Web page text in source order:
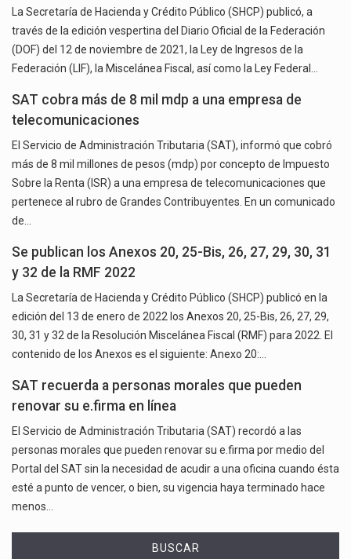
La Secretaría de Hacienda y Crédito Público (SHCP) publicó, a
través de la edición vespertina del Diario Oficial de la Federación
(DOF) del 12 de noviembre de 2021, la Ley de Ingresos de la
Federación (LIF), la Miscelánea Fiscal, así como la Ley Federal…
SAT cobra más de 8 mil mdp a una empresa de
telecomunicaciones
El Servicio de Administración Tributaria (SAT), informó que cobró
más de 8 mil millones de pesos (mdp) por concepto de Impuesto
Sobre la Renta (ISR) a una empresa de telecomunicaciones que
pertenece al rubro de Grandes Contribuyentes. En un comunicado
de…
Se publican los Anexos 20, 25-Bis, 26, 27, 29, 30, 31
y 32 de la RMF 2022
La Secretaría de Hacienda y Crédito Público (SHCP) publicó en la
edición del 13 de enero de 2022 los Anexos 20, 25-Bis, 26, 27, 29,
30, 31 y 32 de la Resolución Miscelánea Fiscal (RMF) para 2022. El
contenido de los Anexos es el siguiente: Anexo 20:…
SAT recuerda a personas morales que pueden
renovar su e.firma en línea
El Servicio de Administración Tributaria (SAT) recordó a las
personas morales que pueden renovar su e.firma por medio del
Portal del SAT sin la necesidad de acudir a una oficina cuando ésta
esté a punto de vencer, o bien, su vigencia haya terminado hace
menos…
BUSCAR